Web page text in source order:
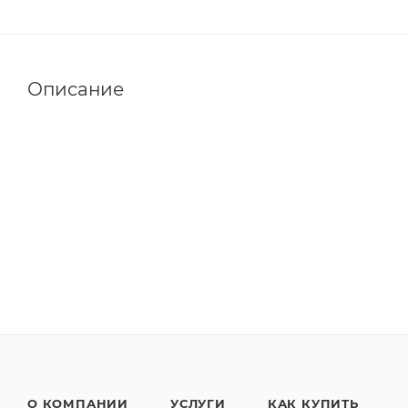
Описание
О КОМПАНИИ УСЛУГИ КАК КУПИТЬ